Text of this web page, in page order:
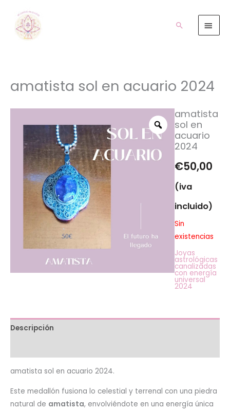
contenido
Buscar
amatista sol en acuario 2024
amatista
sol en
acuario
2024
€50,00
(iva
incluido)
Sin
existencias
Joyas
astrológicas
canalizadas
con energía
universal
2024
Descripción
amatista sol en acuario 2024.
Este medallón fusiona lo celestial y terrenal con una piedra
natural de amatista, envolviéndote en una energía única